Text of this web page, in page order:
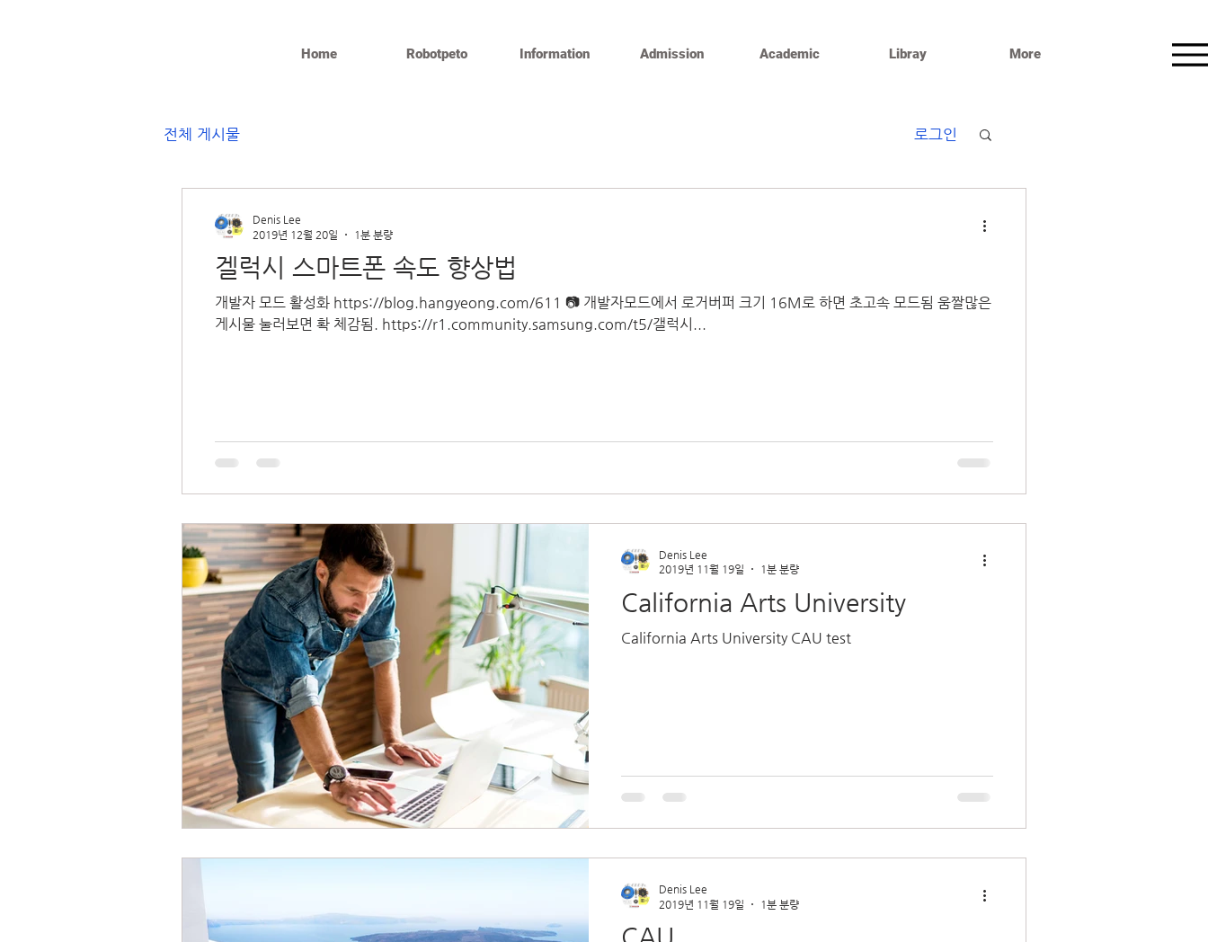
Home Robotpeto Information Admission Academic Libray More
전체 게시물
겔럭시 스마트폰 속도 향상법
개발자 모드 활성화 https://blog.hangyeong.com/611 📷 개발자모드에서 로거버퍼 크기 16M로 하면 초고속 모드됨 움짤많은
게시물 눌러보면 확 체감됨. https://r1.community.samsung.com/t5/갤럭시...
Denis Lee
2019년 12월 20일
1분 분량
California Arts University
California Arts University CAU test
Denis Lee
2019년 11월 19일
1분 분량
Denis Lee
2019년 11월 19일
1분 분량
로그인